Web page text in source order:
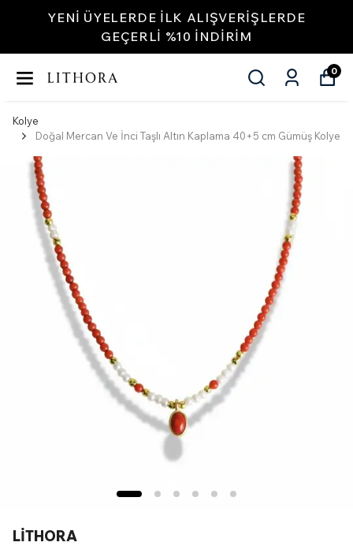
YENI ÜYELERDE İLK ALIŞVERIŞLERDE
GEÇERLI %10 INDIRIM
0
Kolye
Doğal Mercan Ve İnci Taşlı Altın Kaplama 40+5 cm Gümüş Kolye
LİTHORA